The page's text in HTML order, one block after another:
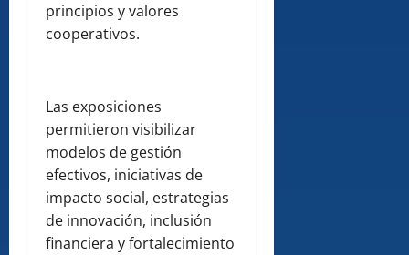
principios y valores
cooperativos.
Las exposiciones
permitieron visibilizar
modelos de gestión
efectivos, iniciativas de
impacto social, estrategias
de innovación, inclusión
financiera y fortalecimiento